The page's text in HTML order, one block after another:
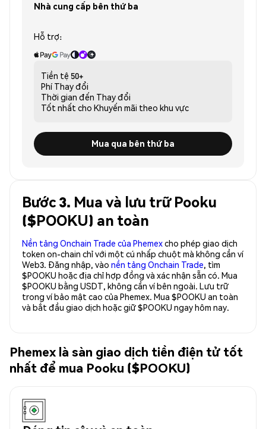
Nhà cung cấp bên thứ ba
Hỗ trợ:
Tiền tệ 50+
Phí Thay đổi
Thời gian đến Thay đổi
Tốt nhất cho Khuyến mãi theo khu vực
Mua qua bên thứ ba
Bước 3. Mua và lưu trữ Pooku
($POOKU) an toàn
Nền tảng Onchain Trade của Phemexcho phép giao dịch
token on-chain chỉ với một cú nhấp chuột mà không cần ví
Web3. Đăng nhập, vào nền tảng Onchain Trade, tìm
$POOKU hoặc địa chỉ hợp đồng và xác nhận sẵn có. Mua
$POOKU bằng USDT, không cần ví bên ngoài. Lưu trữ
trong ví bảo mật cao của Phemex. Mua $POOKU an toàn
và bắt đầu giao dịch hoặc giữ $POOKU ngay hôm nay.
Phemex là sàn giao dịch tiền điện tử tốt
nhất để mua Pooku ($POOKU)